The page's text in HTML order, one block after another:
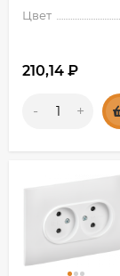
Цвет
210,14 ₽
- +